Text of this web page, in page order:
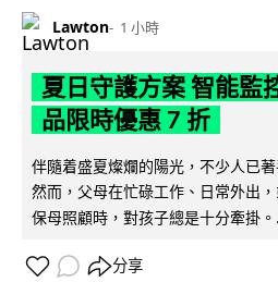
Lawton 1 小時
夏日守護方案 智能監
品限時優惠 7 折
伴隨着盛夏燦爛的陽光，不少人已
然而，父母在忙碌工作、日常外出
保母照顧時，對孩子總是十分牽掛
分享